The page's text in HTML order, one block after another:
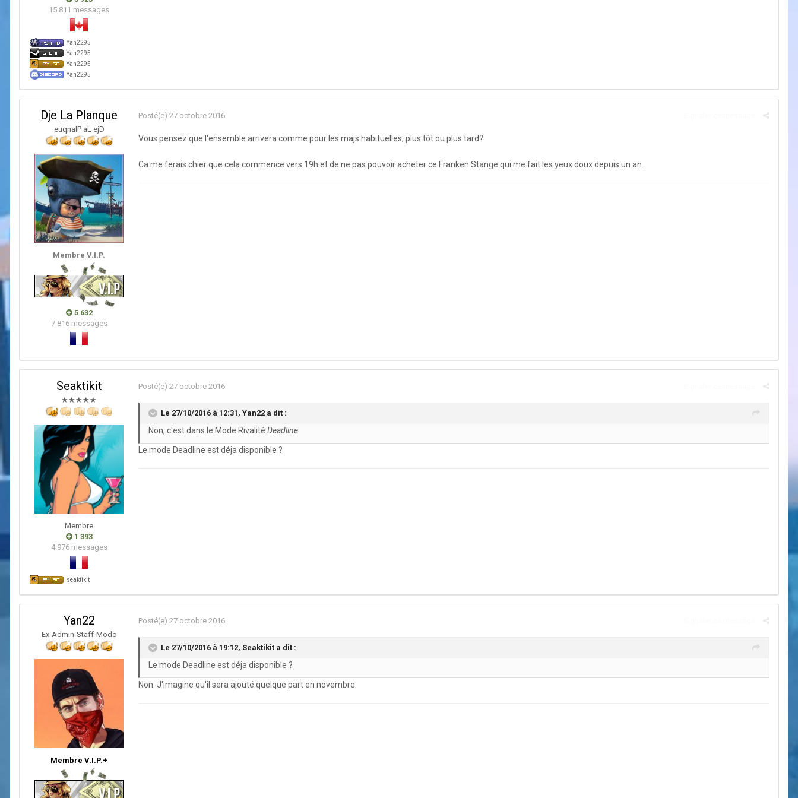
15 811 messages
Yan2295
Yan2295
Yan2295
Yan2295
Dje La Planque
euqnalP aL ejD
Membre V.I.P.
5 632
7 816 messages
Posté(e) 27 octobre 2016
Vous pensez que l'ensemble arrivera comme pour les majs habituelles, plus tôt ou plus tard?
Ca me ferais chier que cela commence vers 19h et de ne pas pouvoir acheter ce Franken Stange qui me fait les yeux doux depuis un an.
Seaktikit
★★★★★
Membre
1 393
4 976 messages
seaktikit
Posté(e) 27 octobre 2016
Le 27/10/2016 à 12:31, Yan22 a dit :
Non, c'est dans le Mode Rivalité Deadline
Le mode Deadline est déja disponible ?
Yan22
Ex-Admin-Staff-Modo
Membre V.I.P.+
Posté(e) 27 octobre 2016
Le 27/10/2016 à 19:12, Seaktikit a dit :
Le mode Deadline est déja disponible ?
Non. J'imagine qu'il sera ajouté quelque part en novembre.